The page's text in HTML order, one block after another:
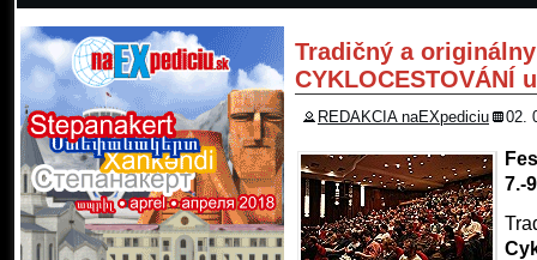
Tradičný a
CYKLOCESTOVÁNÍ
REDAKCIA naEXpediciu 02.
7.-